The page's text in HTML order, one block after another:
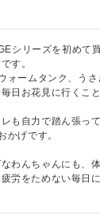
シリーズを初めて
す。
ォームタンク、う
日お花見に行くこ
も自力で踏ん張っ
かげです。
わんちゃんにも、
労をためない毎日